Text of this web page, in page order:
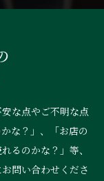
な点やご不明な点
な？」、
「お店の
るのかな？」等、
問い合わせくださ